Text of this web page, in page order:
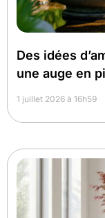
Des idées
une auge en
1 juillet 2026 à 16h59